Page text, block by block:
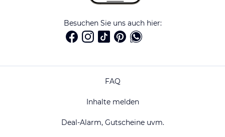
Besuchen Sie uns auch hier:
FAQ
Inhalte melden
Deal-Alarm, Gutscheine uvm.